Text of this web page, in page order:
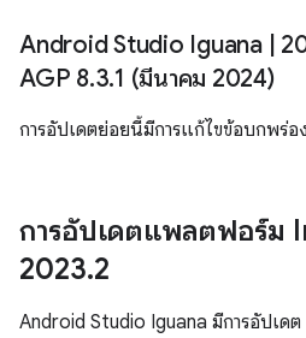
Android Studio Iguana
AGP 8.3.1 (มีนาคม 2024)
การอัปเดตย่อยนี้มีการแก้ไขข้อบกพร่อ
การอัปเดตแพลตฟอร์ม
2023.2
Android Studio Iguana มีการอัปเด